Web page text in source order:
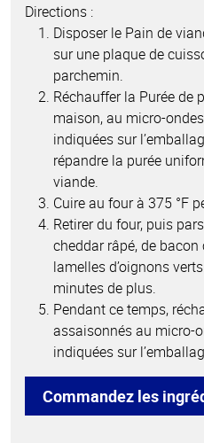
Directions :
Disposer le Pain de
sur une plaque de
parchemin.
Réchauffer la Purée de
maison, au micro-
indiquées sur
répandre la purée
viande.
Cuire au four à 375 °F
Retirer du four, puis
cheddar râpé, de
lamelles d’oignons
minutes de plus.
Pendant ce temps,
assaisonnés au micro-
indiquées sur
Commandez les